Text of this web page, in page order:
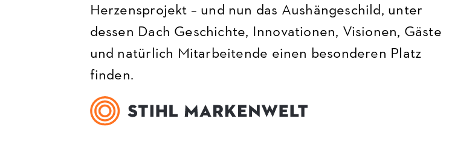
Herzensprojekt – und nun das Aushängeschild, unter
dessen Dach Geschichte, Innovationen, Visionen, Gäste
und natürlich Mitarbeitende einen besonderen Platz
finden.